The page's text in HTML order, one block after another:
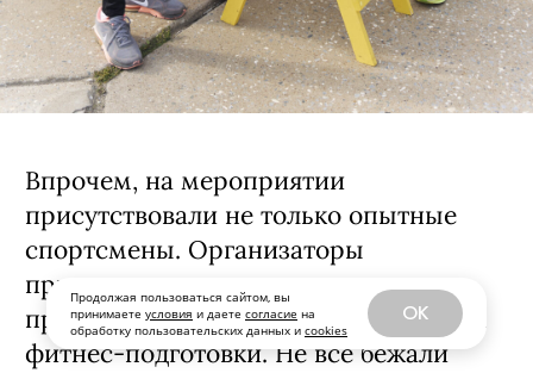
Продолжая пользоваться сайтом, вы
принимаете условия и даете согласие на
обработку пользовательских данных и cookies
OK
Впрочем, на мероприятии
присутствовали не только опытные
спортсмены. Организаторы
приглашали на встречу
предпринимателей, независимо от их
фитнес-подготовки. Не все бежали